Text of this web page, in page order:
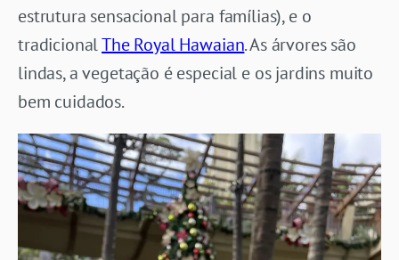
estrutura sensacional para famílias), e o
tradicionalThe Royal Hawaian. As árvores são
lindas, a vegetação é especial e os jardins muito
bem cuidados.